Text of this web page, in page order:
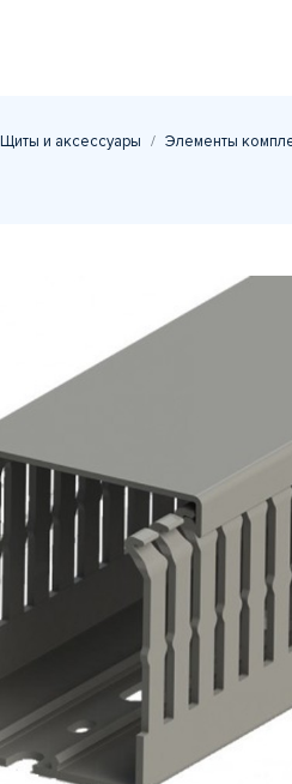
Щиты и аксессуары Элементы